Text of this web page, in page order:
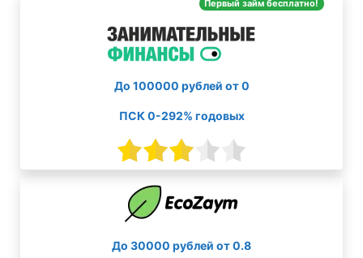
Первый займ бесплатно!
До 100000 рублей от 0
ПСК 0-292% годовых
До 30000 рублей от 0.8